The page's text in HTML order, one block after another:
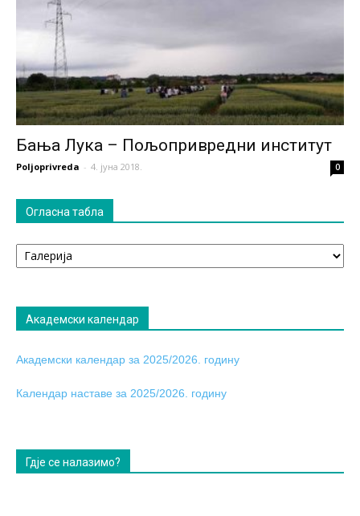
Бања Лука – Пољопривредни институт
Poljoprivreda - 4. јуна 2018. 0
Огласна табла
Огласна
табла
Академски календар
Академски календар за 2025/2026. годину
Календар наставе за 2025/2026. годину
Гдје се налазимо?